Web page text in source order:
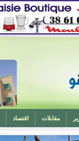
مقابلات اقتصاد
من المغرب (تهنئة) ه